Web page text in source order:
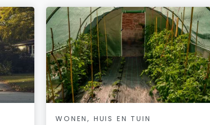
WONEN, HUIS EN TUIN